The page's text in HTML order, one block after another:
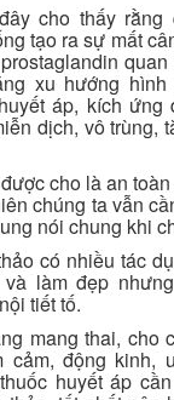
cho thấy rằng
tạo ra sự mất
xu hướng hình
áp, kích ứng
dịch, vô trùng,
cho là an
chúng ta vẫn
nói chung khi
có nhiều tác
làm đẹp
tiết tố.
mang thai, cho
cảm, động kinh,
huyết áp